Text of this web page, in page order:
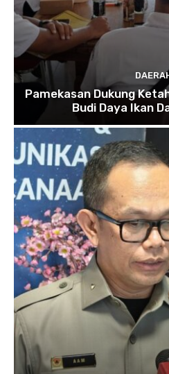
Pamekasan Dukung
Budi Daya Ikan